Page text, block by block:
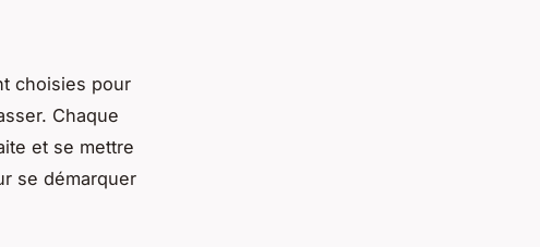
choisies pour
Chaque
et se mettre
se démarquer